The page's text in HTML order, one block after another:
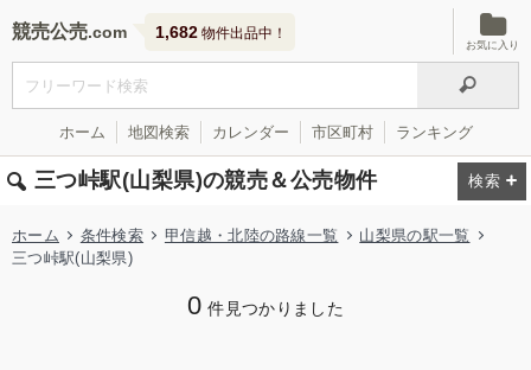
競売公売 1,682 物件出品中！
お気に入り
ホーム 地図検索 カレンダー 市区町村 ランキング
三つ峠駅(山梨県)の競売＆公売物件
ホーム 条件検索 甲信越・北陸の路線一覧
山梨県の駅一覧
三つ峠駅(山梨県)
0 件見つかりました